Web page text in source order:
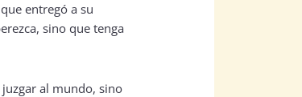
entregó a su
sino que tenga
al mundo, sino